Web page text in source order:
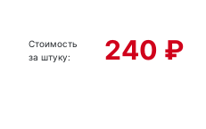
Стоимость
за штуку:
240 ₽